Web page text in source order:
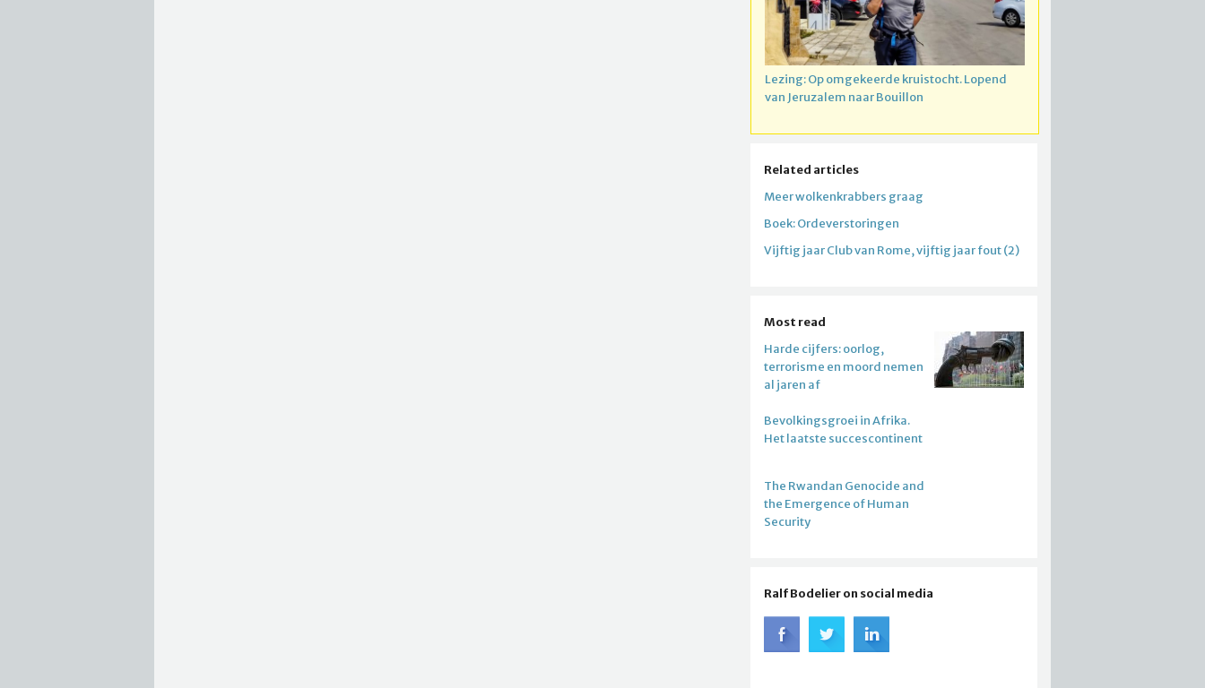
Lezing: Op omgekeerde kruistocht. Lopend
van Jeruzalem naar Bouillon
Related articles
Meer wolkenkrabbers graag
Boek: Ordeverstoringen
Vijftig jaar Club van Rome, vijftig jaar fout (2)
Most read
Harde cijfers: oorlog,
terrorisme en moord nemen
al jaren af
Bevolkingsgroei in Afrika.
Het laatste succescontinent
The Rwandan Genocide and
the Emergence of Human
Security
Ralf Bodelier on social media